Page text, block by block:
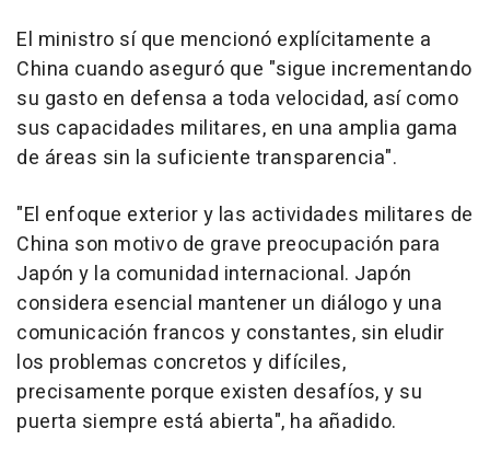
El ministro sí que mencionó explícitamente a
China cuando aseguró que "sigue incrementando
su gasto en defensa a toda velocidad, así como
sus capacidades militares, en una amplia gama
de áreas sin la suficiente transparencia".
"El enfoque exterior y las actividades militares de
China son motivo de grave preocupación para
Japón y la comunidad internacional. Japón
considera esencial mantener un diálogo y una
comunicación francos y constantes, sin eludir
los problemas concretos y difíciles,
precisamente porque existen desafíos, y su
puerta siempre está abierta", ha añadido.